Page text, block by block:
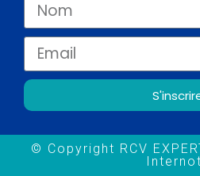
© Copyright RCV